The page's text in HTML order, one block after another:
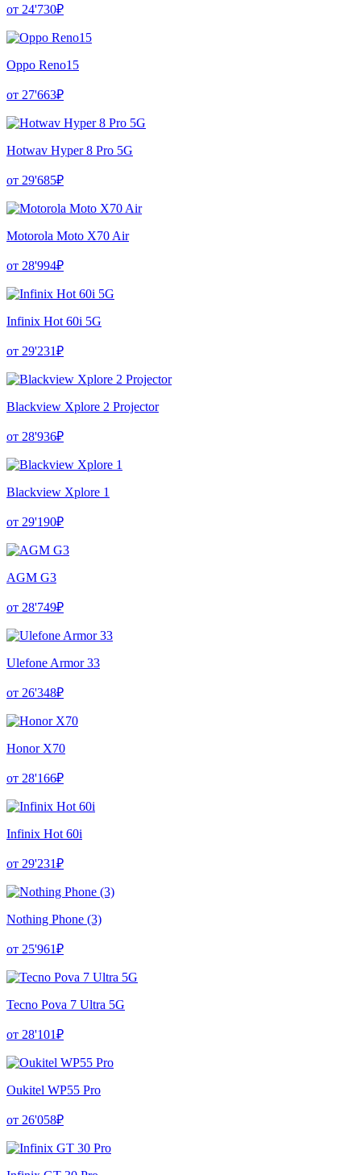
от 24'730₽
Oppo Reno15
от 27'663₽
Hotwav Hyper 8 Pro 5G
от 29'685₽
Motorola Moto X70 Air
от 28'994₽
Infinix Hot 60i 5G
от 29'231₽
Blackview Xplore 2 Projector
от 28'936₽
Blackview Xplore 1
от 29'190₽
AGM G3
от 28'749₽
Ulefone Armor 33
от 26'348₽
Honor X70
от 28'166₽
Infinix Hot 60i
от 29'231₽
Nothing Phone (3)
от 25'961₽
Tecno Pova 7 Ultra 5G
от 28'101₽
Oukitel WP55 Pro
от 26'058₽